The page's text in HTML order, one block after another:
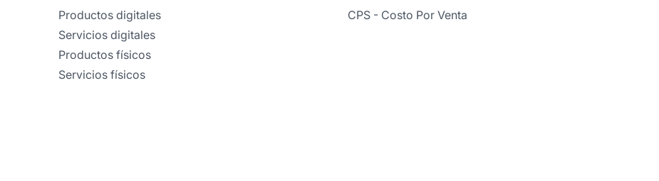
Productos digitales
Servicios digitales
Productos físicos
Servicios físicos
CPS - Costo Por Venta